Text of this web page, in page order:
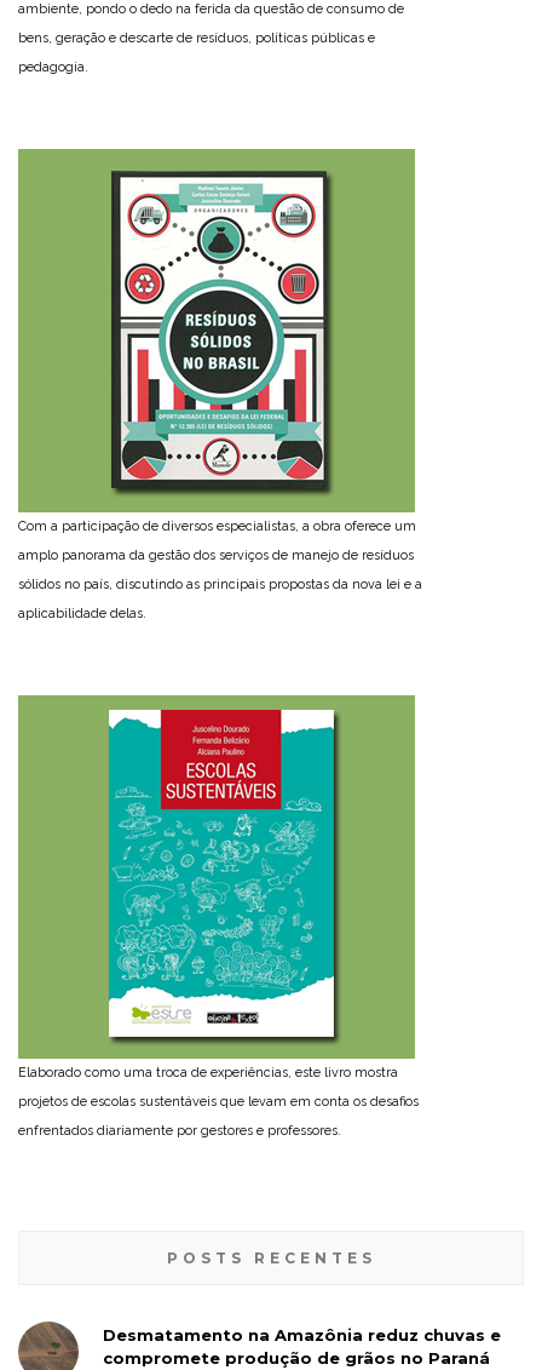
ambiente, pondo o dedo na ferida da questão de consumo de
bens, geração e descarte de resíduos, políticas públicas e
pedagogia.
Com a participação de diversos especialistas, a obra oferece um
amplo panorama da gestão dos serviços de manejo de resíduos
sólidos no país, discutindo as principais propostas da nova lei e a
aplicabilidade delas.
Elaborado como uma troca de experiências, este livro mostra
projetos de escolas sustentáveis que levam em conta os desafios
enfrentados diariamente por gestores e professores.
POSTS RECENTES
Desmatamento na Amazônia reduz chuvas e
compromete produção de grãos no Paraná